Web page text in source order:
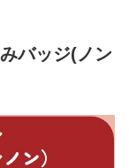
バッジ(ノン